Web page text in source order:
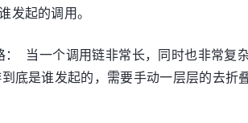
发起的调用。
当一个调用链非常长，同时也非常复
底是谁发起的，需要手动一层层的去折